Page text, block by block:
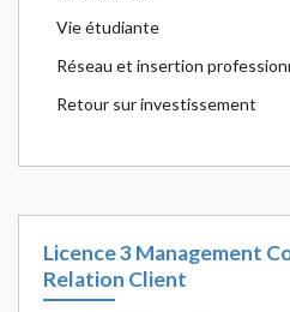
Vie étudiante
Réseau et insertion
Retour sur investissement
Licence 3 Management
Relation Client